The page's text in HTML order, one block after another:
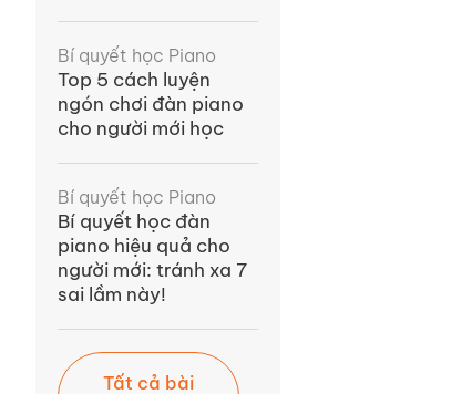
Bí quyết học Piano
Top 5 cách luyện
ngón chơi đàn piano
cho người mới học
Bí quyết học Piano
Bí quyết học đàn
piano hiệu quả cho
người mới: tránh xa 7
sai lầm này!
Tất cả bài